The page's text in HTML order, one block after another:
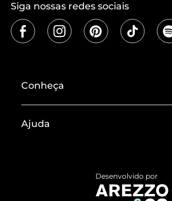
Siga nossas redes sociais
Conheça
Termos de Uso
Ajuda
Devolução do Produto
Desenvolvido por